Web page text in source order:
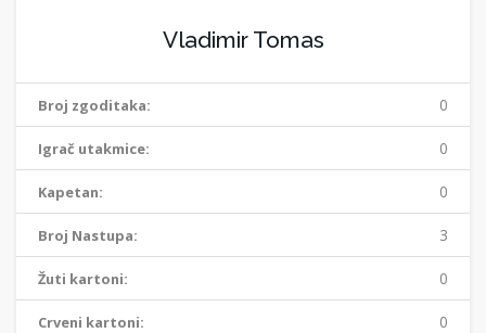
Vladimir Tomas
Broj zgoditaka: 0
Igrač utakmice: 0
Kapetan: 0
Broj Nastupa: 3
Žuti kartoni: 0
Crveni kartoni: 0